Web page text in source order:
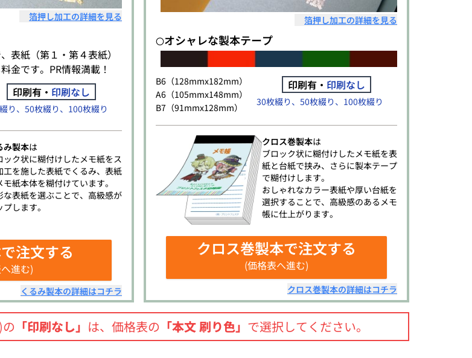
箔押し加工の詳細を見る
表紙（第１・第４表紙）
金です。PR情報満載！
印刷有・ 印刷なし
り、50枚綴り、100枚綴り
み製本は
ック状に糊付けしたメモ紙をス
工を施した表紙でくるみ、表紙
モ紙本体を糊付けています。
な表紙を選ぶことで、高級感が
プします。
で注文する
進む)
くるみ製本の詳細はコチラ
箔押し加工の詳細を見る
〇オシャレな製本テープ
B6（128mmx182mm）
A6（105mmx148mm）
B7（91mmx128mm）
印刷有・ 印刷なし
30枚綴り、50枚綴り、100枚綴り
クロス巻製本は
ブロック状に糊付けしたメモ紙を表
紙と台紙で挟み、さらに製本テープ
で糊付けします。
おしゃれなカラー表紙や厚い台紙を
選択することで、高級感のあるメモ
帳に仕上がります。
クロス巻製本で注文する
(価格表へ進む)
クロス巻製本の詳細はコチラ
「印刷なし」 は、価格表の 「本文 刷り色」 で選択してください。